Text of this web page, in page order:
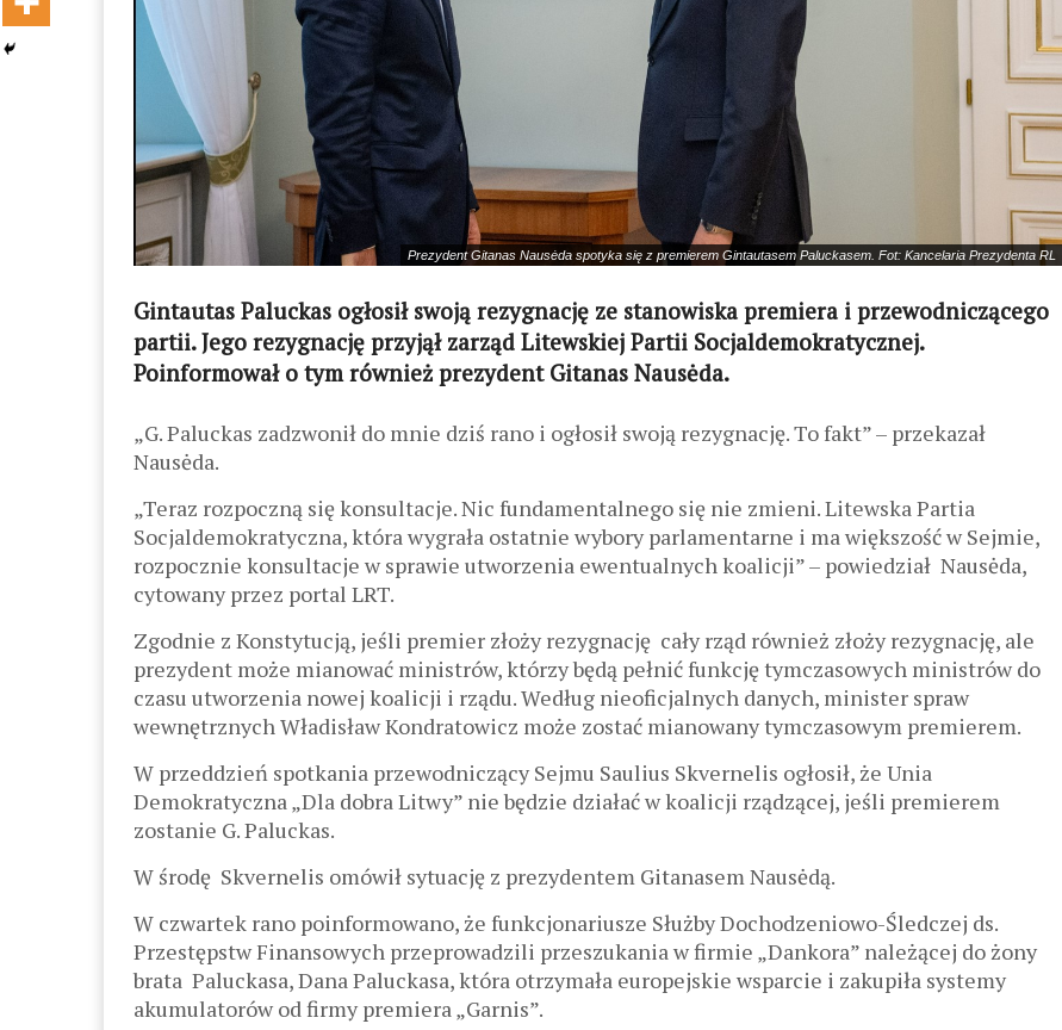
Prezydent Gitanas Nausėda spotyka się z premierem Gintautasem Paluckasem. Fot: Kancelaria Prezydenta RL
Gintautas Paluckas ogłosił swoją rezygnację ze stanowiska premiera i przewodniczącego
partii. Jego rezygnację przyjął zarząd Litewskiej Partii Socjaldemokratycznej.
Poinformował o tym również prezydent Gitanas Nausėda.
„G. Paluckas zadzwonił do mnie dziś rano i ogłosił swoją rezygnację. To fakt” – przekazał
Nausėda.
„Teraz rozpoczną się konsultacje. Nic fundamentalnego się nie zmieni. Litewska Partia
Socjaldemokratyczna, która wygrała ostatnie wybory parlamentarne i ma większość w Sejmie,
rozpocznie konsultacje w sprawie utworzenia ewentualnych koalicji” – powiedział Nausėda,
cytowany przez portal LRT.
Zgodnie z Konstytucją, jeśli premier złoży rezygnację cały rząd również złoży rezygnację, ale
prezydent może mianować ministrów, którzy będą pełnić funkcję tymczasowych ministrów do
czasu utworzenia nowej koalicji i rządu. Według nieoficjalnych danych, minister spraw
wewnętrznych Władisław Kondratowicz może zostać mianowany tymczasowym premierem.
W przeddzień spotkania przewodniczący Sejmu Saulius Skvernelis ogłosił, że Unia
Demokratyczna „Dla dobra Litwy” nie będzie działać w koalicji rządzącej, jeśli premierem
zostanie G. Paluckas.
W środę Skvernelis omówił sytuację z prezydentem Gitanasem Nausėdą.
W czwartek rano poinformowano, że funkcjonariusze Służby Dochodzeniowo-Śledczej ds.
Przestępstw Finansowych przeprowadzili przeszukania w firmie „Dankora” należącej do żony
brata Paluckasa, Dana Paluckasa, która otrzymała europejskie wsparcie i zakupiła systemy
akumulatorów od firmy premiera „Garnis”.